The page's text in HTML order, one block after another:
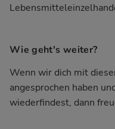
Wie geht's weiter?
Wenn wir dich mit
angesprochen haben
wiederfindest, dann